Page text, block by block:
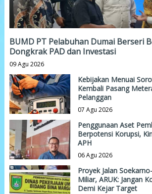
BUMD PT Pelabuhan Dumai Berseri
Dongkrak PAD dan Investasi
09 Agu 2026
Kebijakan Menuai
Kembali Pasang
Pelanggan
07 Agu 2026
Penggunaan Aset
Berpotensi Korupsi,
APH
06 Agu 2026
Proyek Jalan
Miliar, ARUK: Jangan
Demi Kejar Target